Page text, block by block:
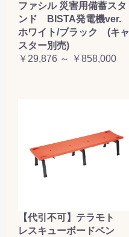
ファシル 災害用備蓄スタ
ンド BISTA発電機ver.
ホワイト/ブラック (キャ
スター別売)
￥29,876 ～ ￥858,000
【代引不可】テラモト
レスキューボードベン